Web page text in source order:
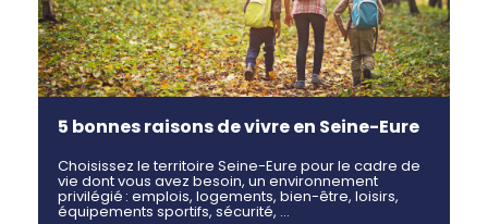
5 bonnes raisons de vivre en Seine-Eure
Choisissez le territoire Seine-Eure pour le cadre de
vie dont vous avez besoin, un environnement
privilégié : emplois, logements, bien-être, loisirs,
équipements sportifs, sécurité, …